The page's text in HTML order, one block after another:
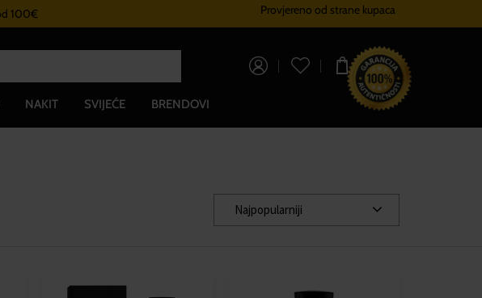
100€ Sustav vjernostiProvjereno od strane kupaca
0,00 €
NAKIT SVIJEĆE BRENDOVI
Najpopularniji